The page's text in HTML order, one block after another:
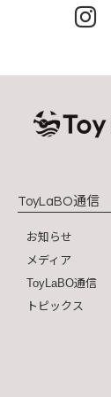
ToyLaBO通信
お知らせ
メディア
ToyLaBO通信
トピックス